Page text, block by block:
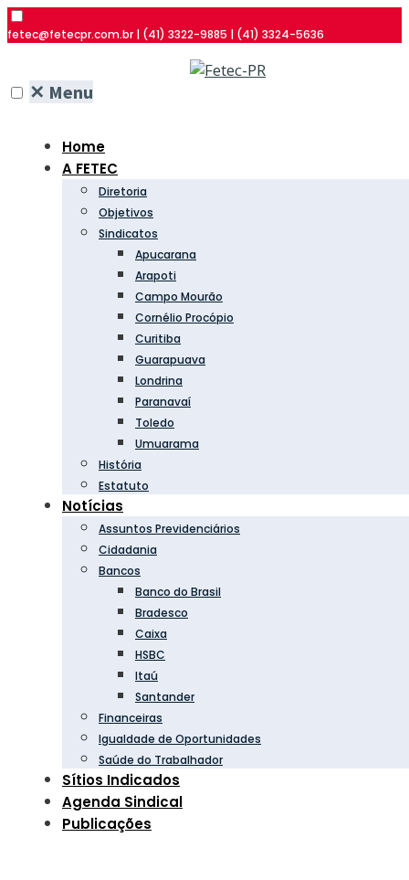
fetec@fetecpr.com.br | (41) 3322-9885 | (41) 3324-5636
✕ Menu
Home
A FETEC
Diretoria
Objetivos
Sindicatos
Apucarana
Arapoti
Campo Mourão
Cornélio Procópio
Curitiba
Guarapuava
Londrina
Paranavaí
Toledo
Umuarama
História
Estatuto
Notícias
Assuntos Previdenciários
Cidadania
Bancos
Banco do Brasil
Bradesco
Caixa
HSBC
Itaú
Santander
Financeiras
Igualdade de Oportunidades
Saúde do Trabalhador
Sítios Indicados
Agenda Sindical
Publicações